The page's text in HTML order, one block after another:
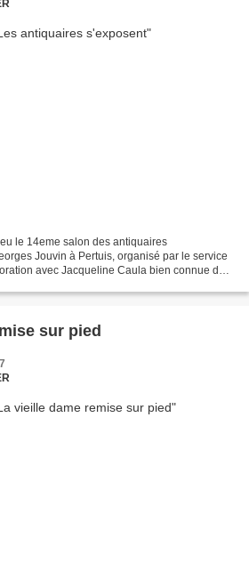
le 14eme salon des antiquaires
Jouvin à Pertuis, organisé par le service
avec Jacqueline Caula bien connue du
sur pied